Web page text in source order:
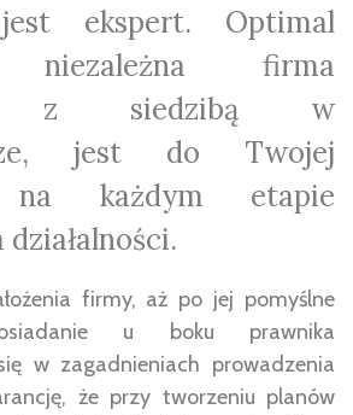
ekspert. Optimal
niezależna firma
z siedzibą w
jest do Twojej
na każdym etapie
firmy, aż po jej pomyślne
u boku prawnika
w zagadnieniach prowadzenia
że przy tworzeniu planów